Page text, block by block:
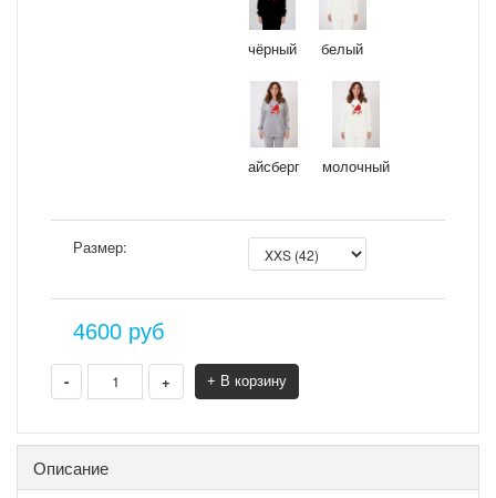
чёрный белый
айсберг молочный
Размер:
4600 руб
- + + В корзину
Описание